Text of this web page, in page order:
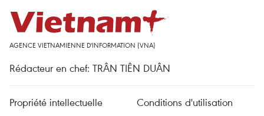
AGENCE VIETNAMIENNE D'INFORMATION (VNA)
Rédacteur en chef: TRÂN TIÊN DUÂN
Propriété intellectuelle
Conditions d'utilisation